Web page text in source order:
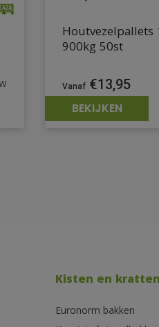
Houtvezelpallets
900kg 50st
€13,95
BEKIJKEN
Kisten en kratten
Euronorm bakken